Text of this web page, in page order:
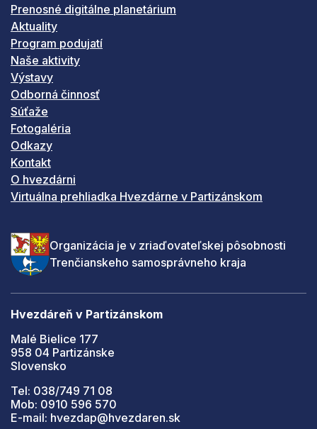
Prenosné digitálne planetárium
Aktuality
Program podujatí
Naše aktivity
Výstavy
Odborná činnosť
Súťaže
Fotogaléria
Odkazy
Kontakt
O hvezdárni
Virtuálna prehliadka Hvezdárne v Partizánskom
Organizácia je v zriaďovateľskej pôsobnosti
Trenčianskeho samosprávneho kraja
Hvezdáreň v Partizánskom
Malé Bielice 177
958 04 Partizánske
Slovensko
Tel: 038/749 71 08
Mob: 0910 596 570
E-mail: hvezdap@hvezdaren.sk